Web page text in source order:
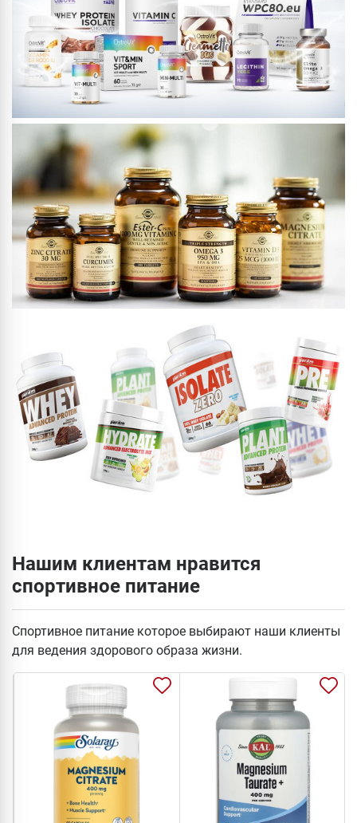
Нашим клиентам нравится
спортивное питание
Спортивное питание которое выбирают наши клиенты
для ведения здорового образа жизни.